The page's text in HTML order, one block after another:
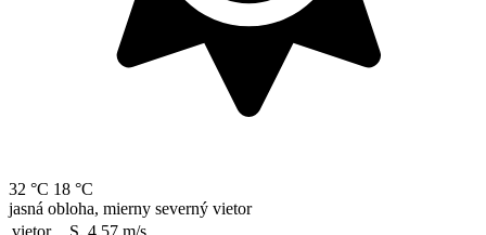
32 °C 18 °C
jasná obloha, mierny severný vietor
vietor
S, 4.57 m/s